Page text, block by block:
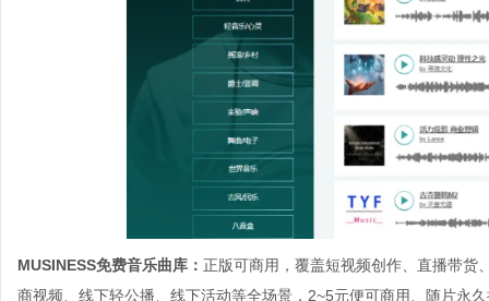
MUSINESS免费音乐曲库： 正版可商用，覆盖短视频创作、直播带货
商视频、线下轻公播、线下活动等全场景，2~5元便可商用、随片永